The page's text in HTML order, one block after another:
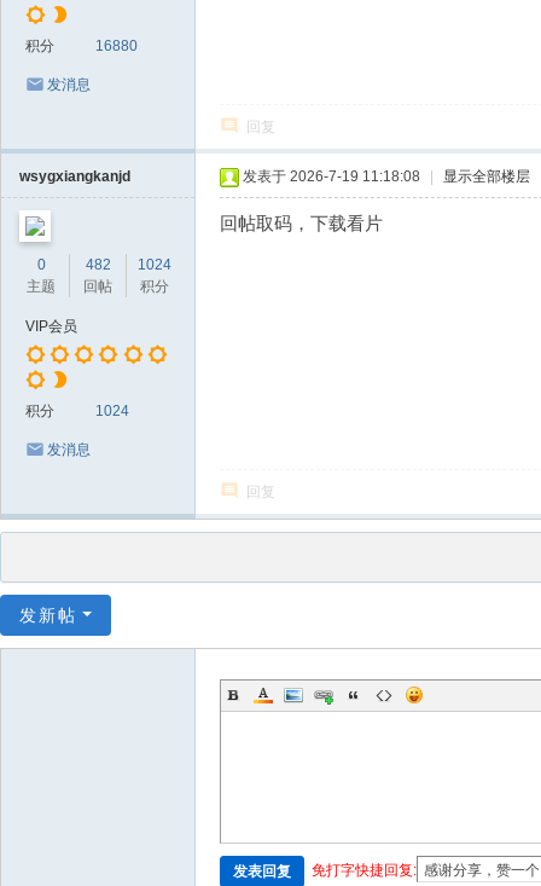
积分 16880
发消息
回复
wsygxiangkanjd
0
主题
482
回帖
1024
积分
VIP会员
积分 1024
发消息
发表于 2026-7-19 11:18:08 显示全部楼层
回帖取码，下载看片
回复
发新帖
发表回复 免打字快捷回复: